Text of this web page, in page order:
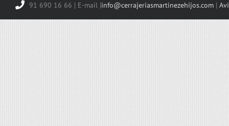
91 690 16 66 | E-mail |info@cerrajeriasmartinezehijos.com |